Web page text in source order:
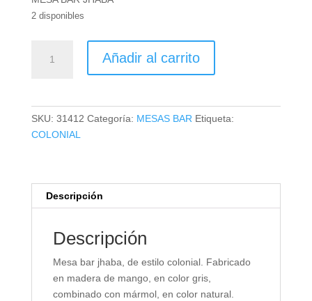
2 disponibles
Añadir al carrito
SKU: 31412 Categoría: MESAS BAR Etiqueta:
COLONIAL
Descripción
Descripción
Mesa bar jhaba, de estilo colonial. Fabricado
en madera de mango, en color gris,
combinado con mármol, en color natural.